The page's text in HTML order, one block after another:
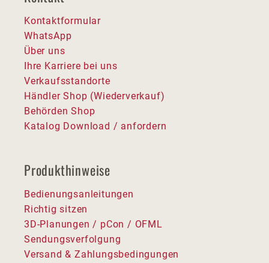
Kontaktformular
WhatsApp
Über uns
Ihre Karriere bei uns
Verkaufsstandorte
Händler Shop (Wiederverkauf)
Behörden Shop
Katalog Download / anfordern
Produkthinweise
Bedienungsanleitungen
Richtig sitzen
3D-Planungen / pCon / OFML
Sendungsverfolgung
Versand & Zahlungsbedingungen